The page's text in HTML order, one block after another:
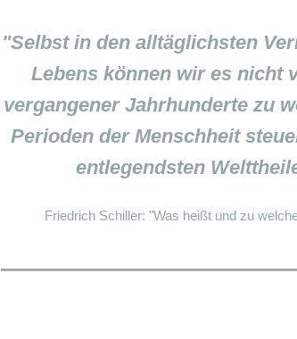
"Selbst in den alltäglichsten
Lebens können wir es nicht
vergangener Jahrhunderte zu
Perioden der Menschheit
entlegendsten
Friedrich Schiller: "Was heißt und zu